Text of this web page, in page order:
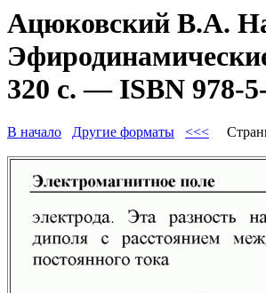
Ацюковский В.А.
320 с. — ISBN 978-
В начало Другие форматы <<<